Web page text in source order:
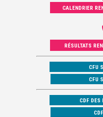
CALENDRIER
RÉSULTATS
CFU
CFU
CDF DES